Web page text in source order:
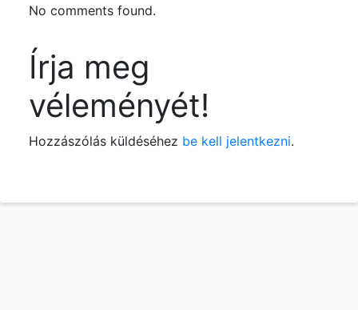
No comments found.
Írja meg
véleményét!
Hozzászólás küldéséhez be kell jelentkezni.